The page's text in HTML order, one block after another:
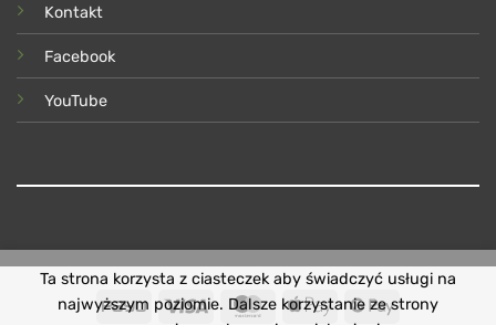
Kontakt
Facebook
YouTube
PayU Visa MasterCardApple
Google
Ta strona korzysta z ciasteczek aby świadczyć usługi na
najwyższym poziomie. Dalsze korzystanie ze strony